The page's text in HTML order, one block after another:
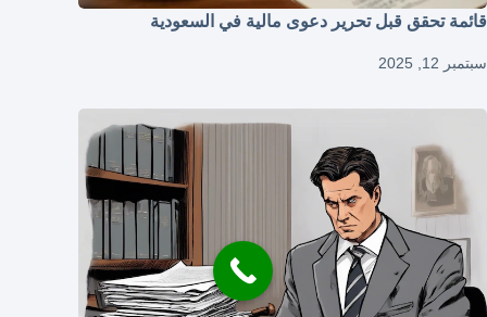
قائمة تحقق قبل تحرير دعوى مالية في السعودية
سبتمبر 12, 2025